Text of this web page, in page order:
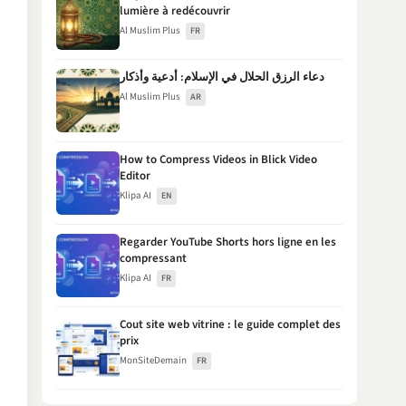
lumière à redécouvrir
Al Muslim Plus FR
دعاء الرزق الحلال في الإسلام: أدعية وأذكار
Al Muslim Plus AR
How to Compress Videos in Blick Video
Editor
Klipa AI EN
Regarder YouTube Shorts hors ligne en les
compressant
Klipa AI FR
Cout site web vitrine : le guide complet des
prix
MonSiteDemain FR